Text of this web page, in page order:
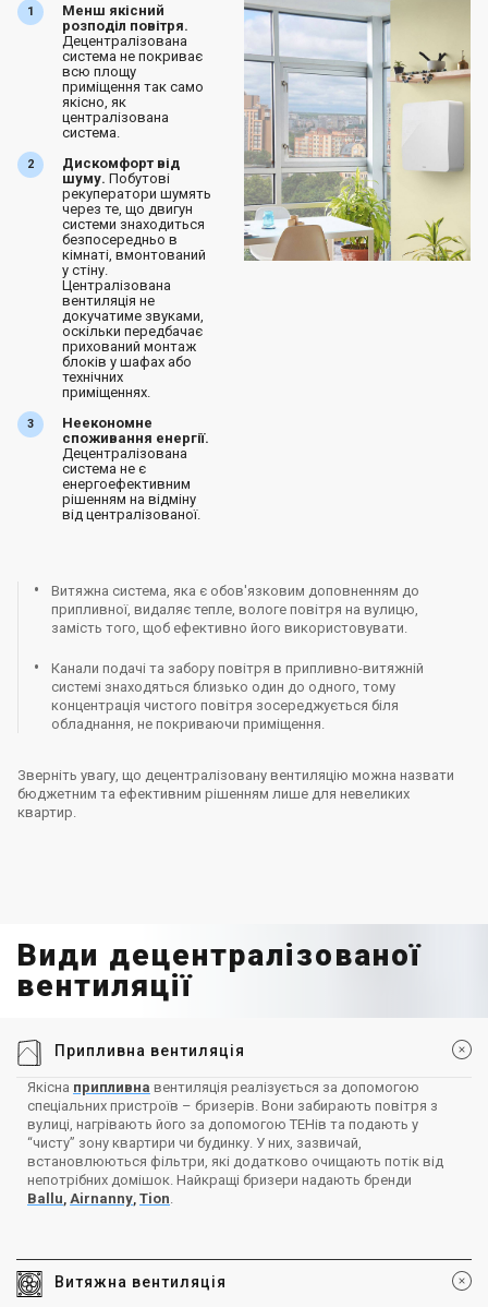
Менш якісний
розподіл повітря.
Децентралізована
система не покриває
всю площу
приміщення так само
якісно, як
централізована
система.
Дискомфорт від
шуму. Побутові
рекуператори шумять
через те, що двигун
системи знаходиться
безпосередньо в
кімнаті, вмонтований
у стіну.
Централізована
вентиляція не
докучатиме звуками,
оскільки передбачає
прихований монтаж
блоків у шафах або
технічних
приміщеннях.
Неекономне
споживання енергії.
Децентралізована
система не є
енергоефективним
рішенням на відміну
від централізованої.
Витяжна система, яка є обов'язковим доповненням до
припливної, видаляє тепле, вологе повітря на вулицю,
замість того, щоб ефективно його використовувати.
Канали подачі та забору повітря в припливно-витяжній
системі знаходяться близько один до одного, тому
концентрація чистого повітря зосереджується біля
обладнання, не покриваючи приміщення.
Зверніть увагу, що децентралізовану вентиляцію можна назвати
бюджетним та ефективним рішенням лише для невеликих
квартир.
Види децентралізованої
вентиляції
Припливна вентиляція
Якісна припливна вентиляція реалізується за допомогою
спеціальних пристроїв – бризерів. Вони забирають повітря з
вулиці, нагрівають його за допомогою ТЕНів та подають у
“чисту” зону квартири чи будинку. У них, зазвичай,
встановлюються фільтри, які додатково очищають потік від
непотрібних домішок. Найкращі бризери надають бренди
Ballu Airnanny Tion
Витяжна вентиляція